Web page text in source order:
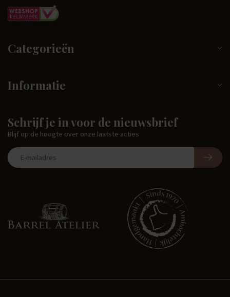
Categorieën
Informatie
Schrijf je in voor de nieuwsbrief
Blijf op de hoogte over onze laatste acties